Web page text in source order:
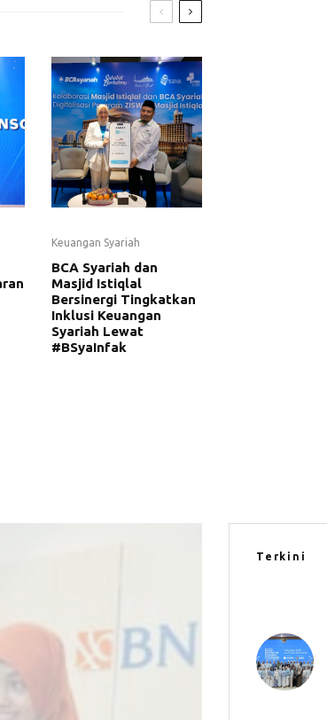
Keuangan Syariah
BCA Syariah dan
Masjid Istiqlal
Bersinergi Tingkatkan
Inklusi Keuangan
Syariah Lewat
#BSyaInfak
Terkini